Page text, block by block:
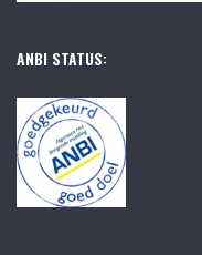
ANBI STATUS: